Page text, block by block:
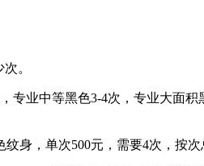
。
专业中等黑色3-4次，专业大面
身，单次500元，需要4次，按次